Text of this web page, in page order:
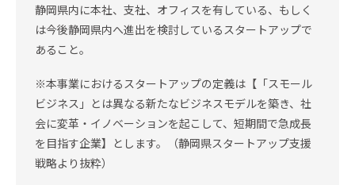
静岡県内に本社、支社、オフィスを有している、もしく
は今後静岡県内へ進出を検討しているスタートアップで
あること。
※本事業におけるスタートアップの定義は【「スモール
ビジネス」とは異なる新たなビジネスモデルを築き、社
会に変革・イノベーションを起こして、短期間で急成長
を目指す企業】とします。（静岡県スタートアップ支援
戦略より抜粋）